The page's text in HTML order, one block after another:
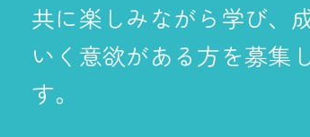
共に楽しみながら学び、
いく意欲がある方を募集
す。